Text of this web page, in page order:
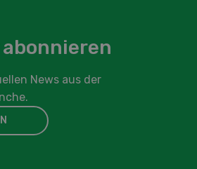
News aus der